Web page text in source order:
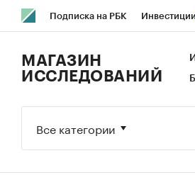
Подписка на РБК Инвестиции
Исследования Кредитные
МАГАЗИН
ИССЛЕДОВАНИЙ
Все категории